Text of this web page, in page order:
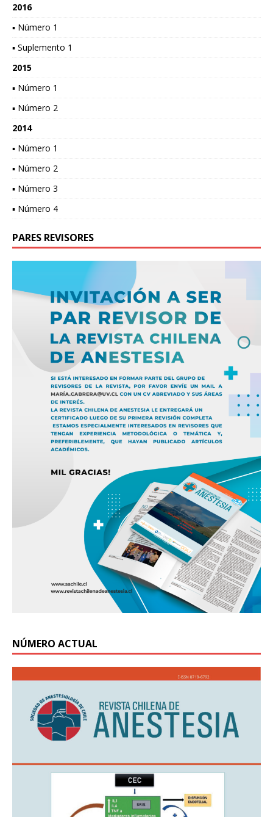
2016
▪ Número 1
▪ Suplemento 1
2015
▪ Número 1
▪ Número 2
2014
▪ Número 1
▪ Número 2
▪ Número 3
▪ Número 4
PARES REVISORES
NÚMERO ACTUAL